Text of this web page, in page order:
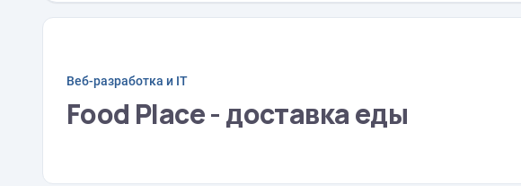
Веб-разработка и IT
Food Place - доставка еды